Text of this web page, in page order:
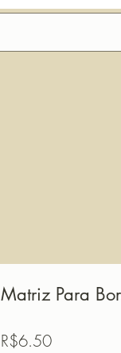
Matriz Para
R$6.50Price